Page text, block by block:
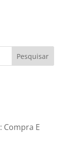
Compra E